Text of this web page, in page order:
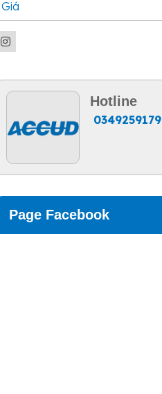
Hotline
0349259179
Page Facebook